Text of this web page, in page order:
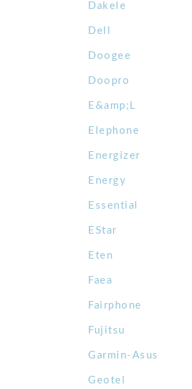
Dakele
Dell
Doogee
Doopro
E&amp;L
Elephone
Energizer
Energy
Essential
EStar
Eten
Faea
Fairphone
Fujitsu
Garmin-Asus
Geotel